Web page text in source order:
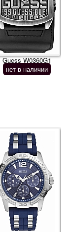
Guess W0360G1
нет в наличии